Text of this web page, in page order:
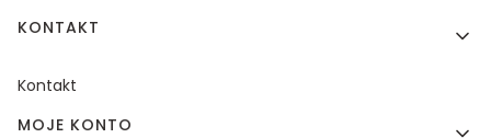
KONTAKT
Kontakt
MOJE KONTO